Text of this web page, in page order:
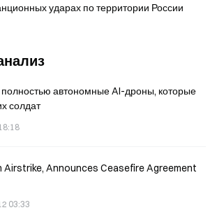
ударах по территории России
автономные AI-дроны, которые
солдат
Airstrike, Announces Ceasefire Agreement
03:33